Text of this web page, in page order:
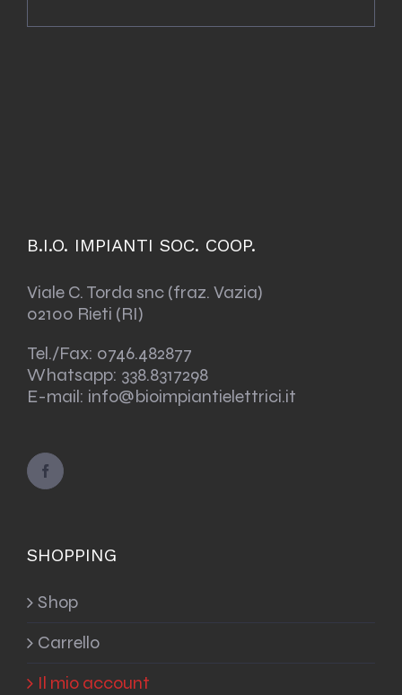
B.I.O. IMPIANTI SOC. COOP.
Viale C. Torda snc (fraz. Vazia)
02100 Rieti (RI)
Tel./Fax: 0746.482877
Whatsapp: 338.8317298
E-mail: info@bioimpiantielettrici.it
SHOPPING
Shop
Carrello
Il mio account